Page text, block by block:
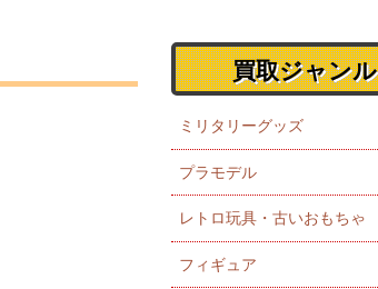
買取ジャンル
ミリタリーグッズ
プラモデル
レトロ玩具・古いおもちゃ
フィギュア